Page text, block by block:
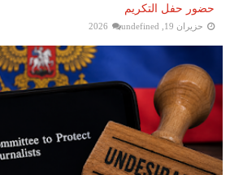
حضور حفل التكريم
حزيران 19, 2026 undefined